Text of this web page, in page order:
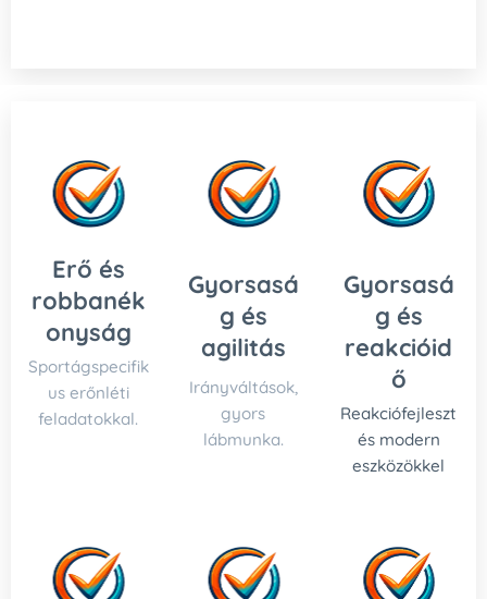
Erő és
robbanék
onyság
Sportágspecifik
us erőnléti
feladatokkal.
Gyorsasá
g és
agilitás
Irányváltások,
gyors
lábmunka.
Gyorsasá
g és
reakcióid
ő
Reakciófejleszt
és modern
eszközökkel